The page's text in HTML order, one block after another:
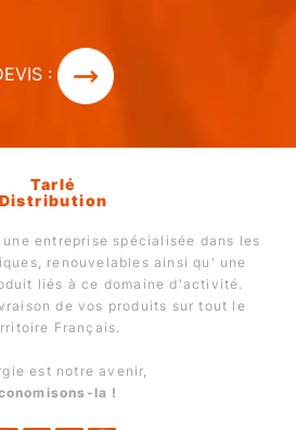
:
Tarlé
Distribution
entreprise spécialisée dans les
renouvelables ainsi qu' une
liés à ce domaine d'activité.
de vos produits sur tout le
Français.
est notre avenir,
la !